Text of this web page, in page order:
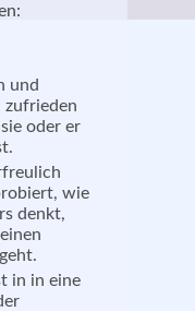
und
zufrieden
oder er
wie
denkt,
in in eine